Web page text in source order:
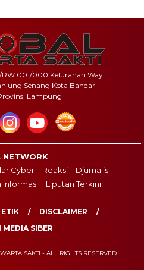
RW 001/000 Kelurahan Way
Senang Kota Bandar
Lampung
NETWORK
Cyber Reaksi
Djurnalis
Informasi Liputan Terkini
DISCLAIMER
SIBER
SAKTI - ALL RIGHTS RESERVED